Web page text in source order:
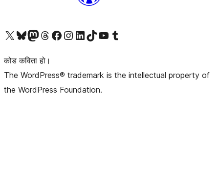
हाम्रो X (पहिले ट्विटर) खातामा जानुहोस्
हाम्रो Bluesky खाता भ्रमण गर्नुहोस्
हाम्रो म्यास्टोडन खाता भ्रमण गर्नुहोस्
हाम्रो थ्रेड्स खातामा जानुहोस्
हाम्रो फेसबुक पेजमा जानुहोस्
हाम्रो इन्स्टाग्राम खातामा जानुहोस्
हाम्रो लिङ्क्डइन खातामा जानुहोस्
हाम्रो TikTok खाता भ्रमण गर्नुहोस्
हाम्रो युट्युब च्यानलमा जानुहोस्
हाम्रो टम्बलर खाता भ्रमण गर्नुहोस्
कोड कविता हो।
The WordPress® trademark is the intellectual property of
the WordPress Foundation.